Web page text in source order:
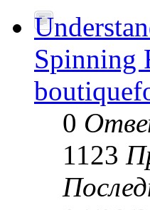
Spinning
0
1123